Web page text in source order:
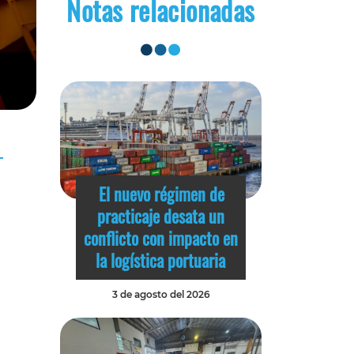
Notas relacionadas
El nuevo régimen de
practicaje desata un
conflicto con impacto en
la logística portuaria
3 de agosto del 2026